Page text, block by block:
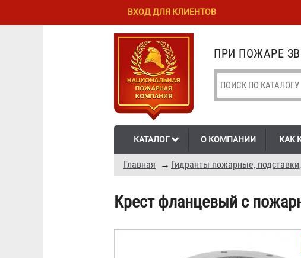
Перейти к
содержанию
Skip to
ПРИ ПОЖАРЕ
КАТАЛОГ О КОМПАНИИ КАК
Главная → Гидранты пожарные,
ВХОД ДЛЯ КЛИЕНТОВ
Крест фланцевый с